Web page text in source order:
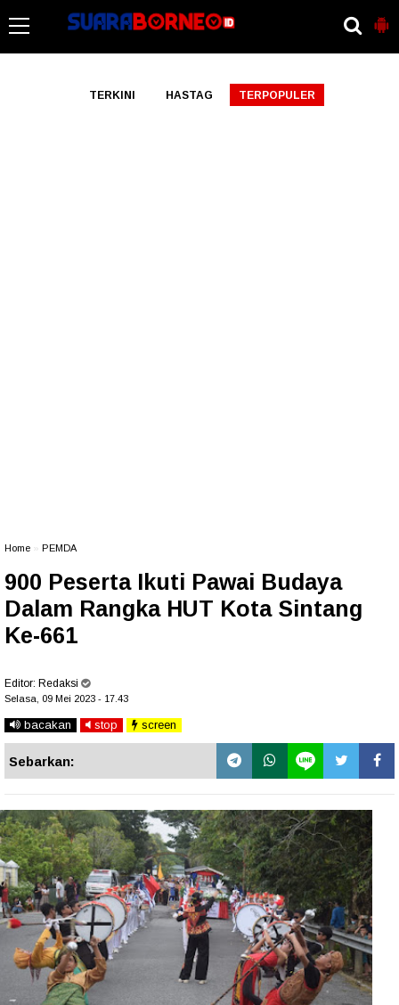
TERKINI HASTAG TERPOPULER
Home PEMDA
900 Peserta Ikuti Pawai Budaya
Dalam Rangka HUT Kota Sintang
Ke-661
Editor: Redaksi
Selasa, 09 Mei 2023 - 17.43
bacakan stop screen
Sebarkan: